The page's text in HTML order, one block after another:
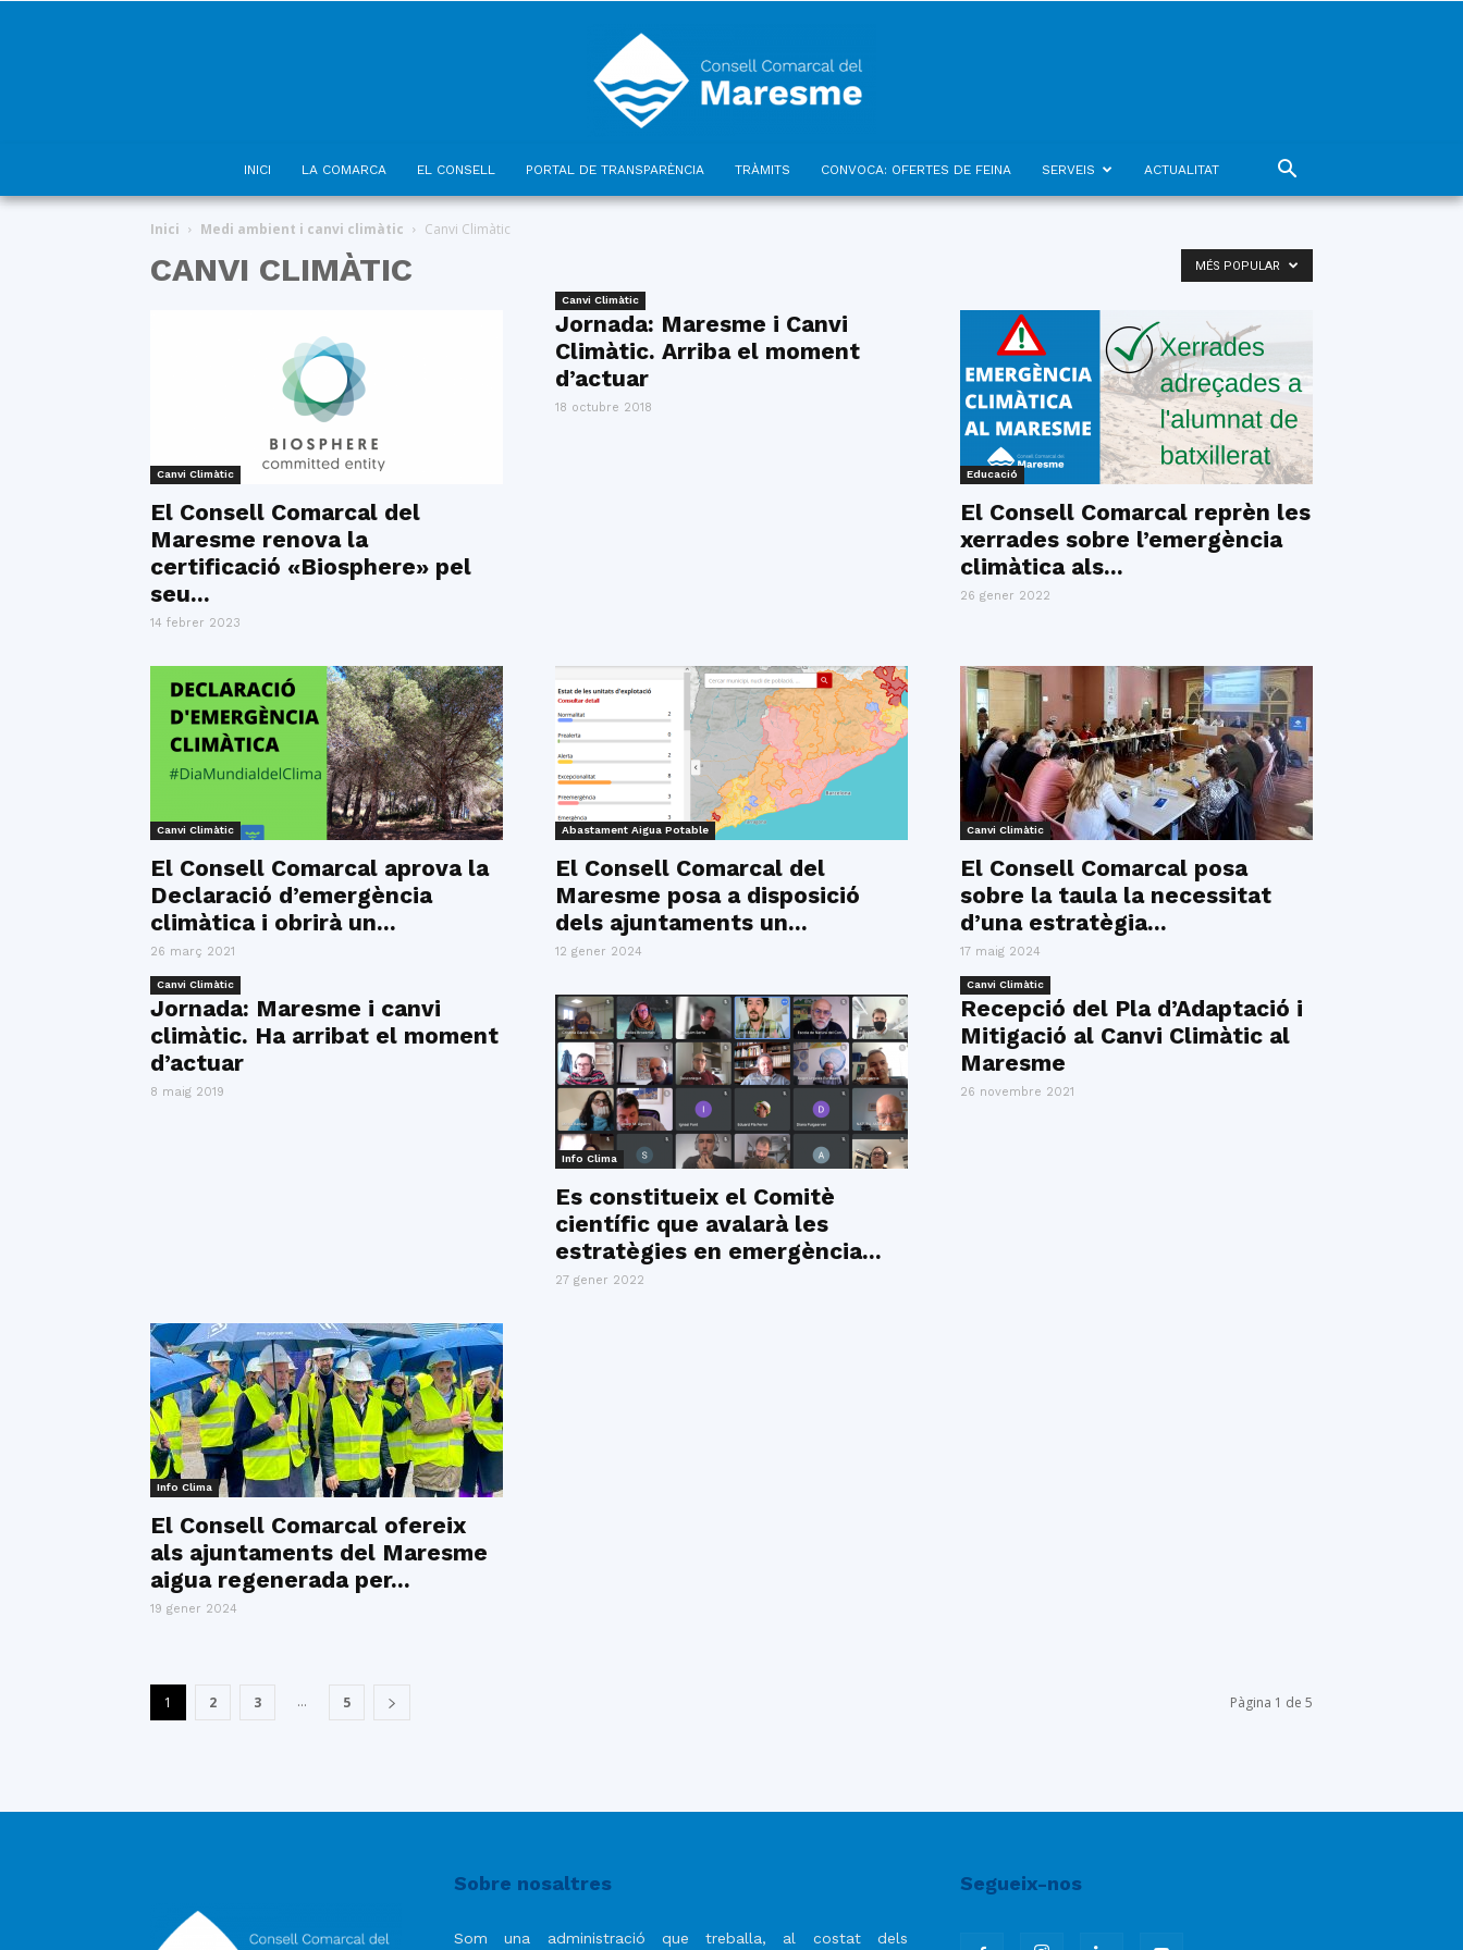
Comarcal
INICI LA COMARCA EL CONSELL PORTAL DE TRANSPARÈNCIA TRÀMITS CONVOCA: OFERTES DE FEINA SERVEIS ACTUALITAT
Inici Medi ambient i canvi climàtic Canvi Climàtic
CANVI CLIMÀTIC MÉS POPULAR
Canvi Climàtic
El Consell Comarcal del
Maresme renova la
certificació «Biosphere» pel
seu...
14 febrer 2023
Canvi Climàtic
Jornada: Maresme i Canvi
Climàtic. Arriba el moment
d’actuar
18 octubre 2018
Educació
El Consell Comarcal reprèn les
xerrades sobre l’emergència
climàtica als...
26 gener 2022
Canvi Climàtic
El Consell Comarcal aprova la
Declaració d’emergència
climàtica i obrirà un...
26 març 2021
Abastament Aigua Potable
El Consell Comarcal del
Maresme posa a disposició
dels ajuntaments un...
12 gener 2024
Canvi Climàtic
El Consell Comarcal posa
sobre la taula la necessitat
d’una estratègia...
17 maig 2024
Canvi Climàtic
Jornada: Maresme i canvi
climàtic. Ha arribat el moment
d’actuar
8 maig 2019
Info Clima
Es constitueix el Comitè
científic que avalarà les
estratègies en emergència...
27 gener 2022
Canvi Climàtic
Recepció del Pla d’Adaptació i
Mitigació al Canvi Climàtic al
Maresme
26 novembre 2021
Info Clima
El Consell Comarcal ofereix
als ajuntaments del Maresme
aigua regenerada per...
19 gener 2024
1 2 3 ... 5 Pàgina 1 de 5
Sobre nosaltres
Som una administració que treballa, al costat dels
Segueix-nos